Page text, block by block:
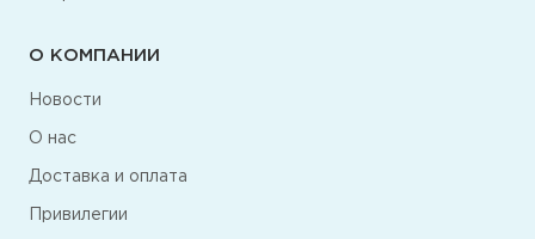
О КОМПАНИИ
Новости
О нас
Доставка и оплата
Привилегии